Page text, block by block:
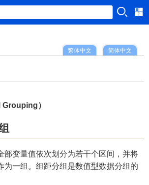
简体中文
繁体中文
）
部变量值依次划分为若干个区间，并将
为一组。组距分组是数值型数据分组的